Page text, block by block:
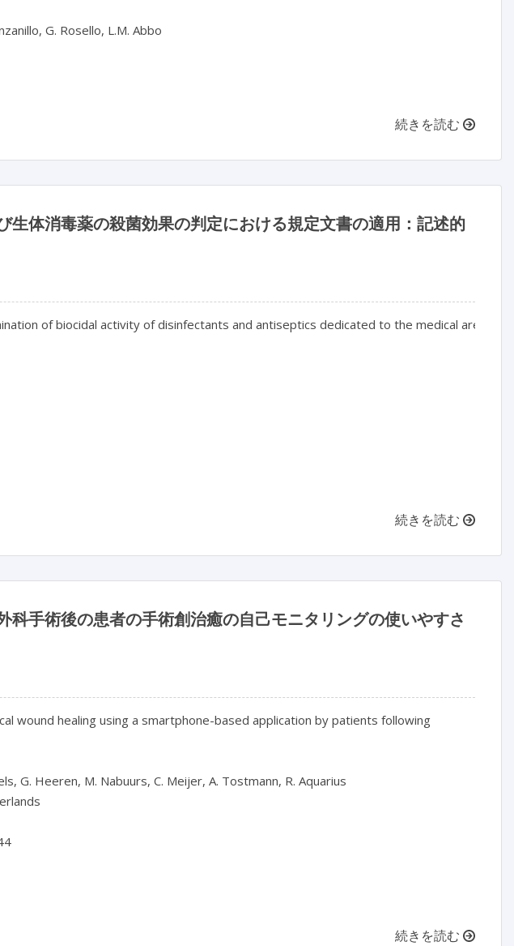
G. Rosello, L.M. Abbo
続きを読む
生体消毒薬の殺菌効果の判定における規定文書の適用：記述的
of biocidal activity of disinfectants and antiseptics dedicated to the medical area: a
続きを読む
科手術後の患者の手術創治癒の自己モニタリングの使いやすさ
wound healing using a smartphone-based application by patients following
G. Heeren, M. Nabuurs, C. Meijer, A. Tostmann, R. Aquarius
続きを読む